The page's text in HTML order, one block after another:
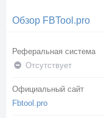
Обзор FBTool.pro
Реферальная система
Отсутствует
Официальный сайт
Fbtool.pro